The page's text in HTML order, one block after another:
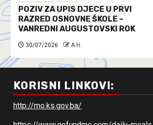
POZIV ZA UPIS DJECE U PRVI
RAZRED OSNOVNE ŠKOLE –
VANREDNI AUGUSTOVSKI ROK
30/07/2026 A.H.
KORISNI LINKOVI:
http://mo.ks.gov.ba/